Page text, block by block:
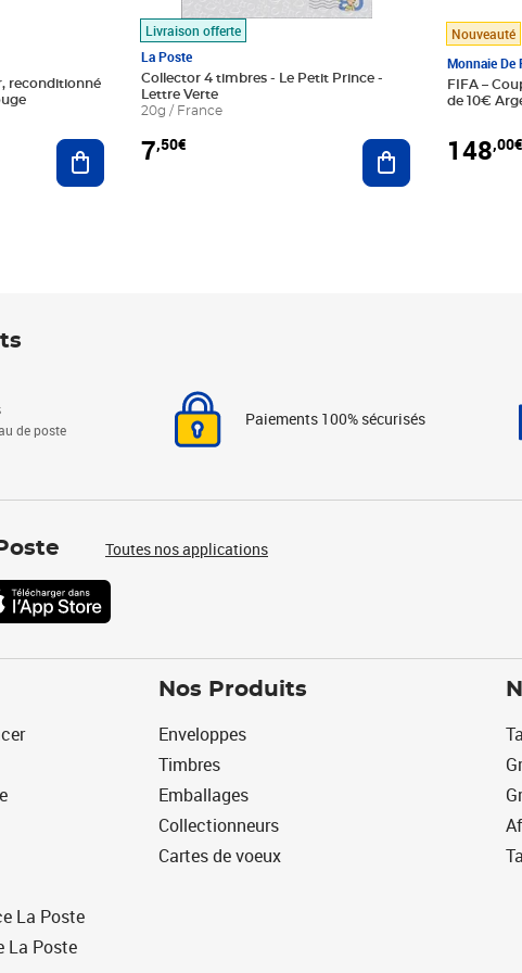
reconditionné
Ajouter au panier
Livraison offerte
La Poste
Collector 4 timbres - Le Petit Prince -
Lettre Verte
20g / France
7,50€ Ajouter au panier
Nouveauté
Monnaie De
FIFA –
de 10€
148,00€
de poste
Paiements 100% sécurisés
Toutes nos applications
La Poste
La Poste
Nos Produits
Enveloppes
Timbres
Emballages
Collectionneurs
Cartes de voeux